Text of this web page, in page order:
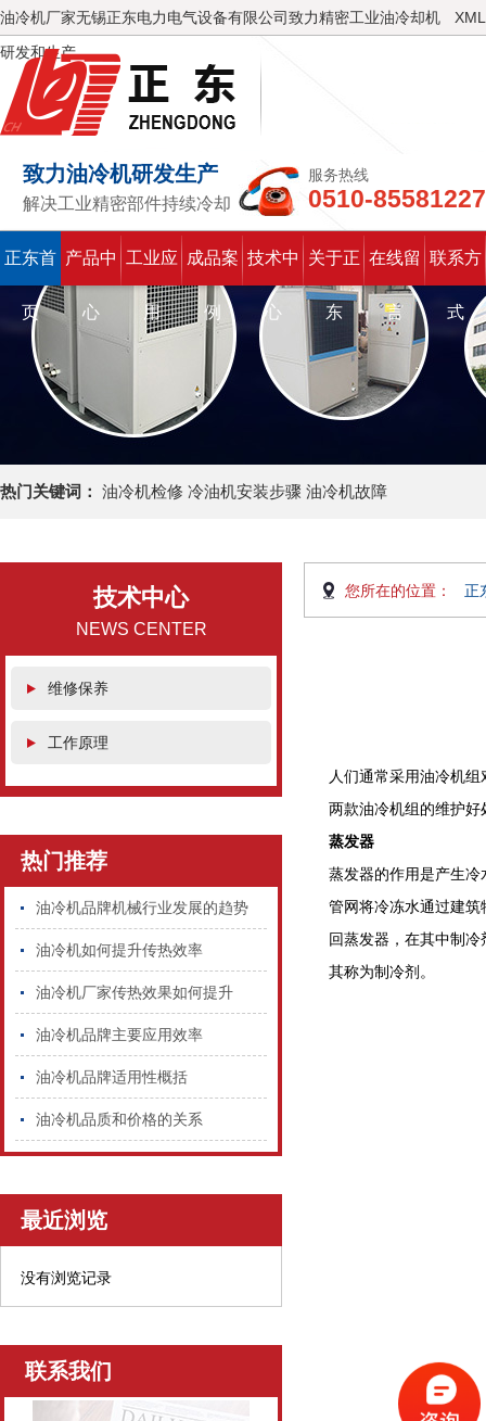
XML
油冷机厂家无锡正东电力电气设备有限公司致力精密工业油冷却机
研发和生产
致力油冷机研发生产
解决工业精密部件持续冷却
服务热线
0510-85581227
正东首
页
产品中
心
工业应
用
成品案
例
技术中
心
关于正
东
在线留
言
联系方
式
热门关键词： 油冷机检修 冷油机安装步骤 油冷机故障
技术中心
NEWS CENTER
维修保养
工作原理
热门推荐
油冷机品牌机械行业发展的趋势
油冷机如何提升传热效率
油冷机厂家传热效果如何提升
油冷机品牌主要应用效率
油冷机品牌适用性概括
油冷机品质和价格的关系
最近浏览
没有浏览记录
联系我们
您所在的位置： 正
人们通常采用油冷机
两款油冷机组的维护好
蒸发器
蒸发器的作用是产生
管网将冷冻水通过建
回蒸发器，在其中制
其称为制冷剂。